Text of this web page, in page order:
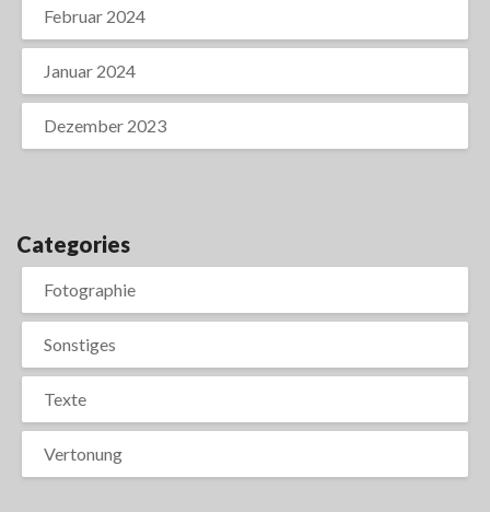
Februar 2024
Januar 2024
Dezember 2023
Categories
Fotographie
Sonstiges
Texte
Vertonung